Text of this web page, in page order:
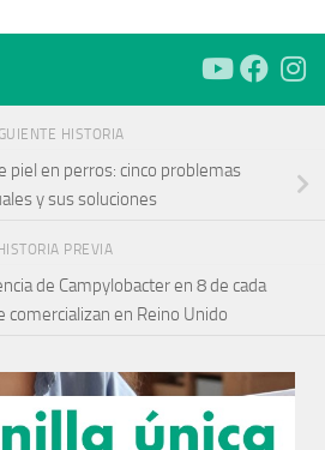
HISTORIA
piel en perros: cinco problemas
y sus soluciones
HISTORIA PREVIA
de Campylobacter en 8 de cada
comercializan en Reino Unido